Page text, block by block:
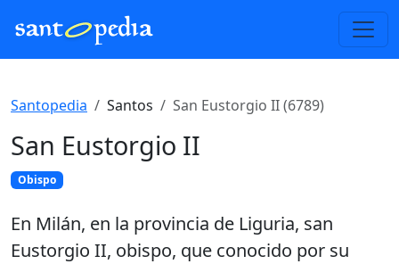
Santopedia Santos San Eustorgio II (6789)
San Eustorgio II
Obispo
En Milán, en la provincia de Liguria, san
Eustorgio II, obispo, que conocido por su